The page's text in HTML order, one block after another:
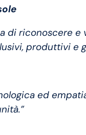
di riconoscere
produttivi e
ed